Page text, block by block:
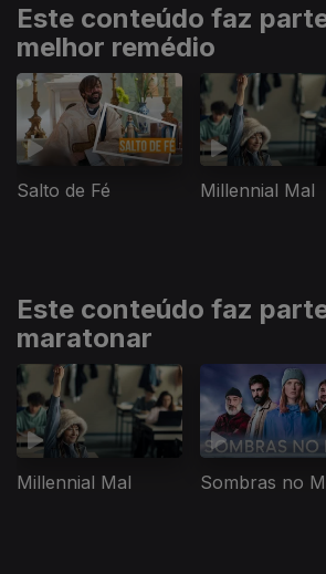
Este conteúdo faz
melhor remédio
Salto de Fé Millennial Mal
Este conteúdo faz
maratonar
Millennial Mal Sombras no